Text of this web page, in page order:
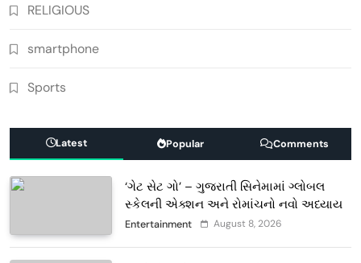
RELIGIOUS
smartphone
Sports
Latest Popular Comments
‘ગેટ સેટ ગો’ – ગુજરાતી સિનેમામાં ગ્લોબલ
સ્કેલની એક્શન અને રોમાંચનો નવો અધ્યાય
Entertainment August 8, 2026